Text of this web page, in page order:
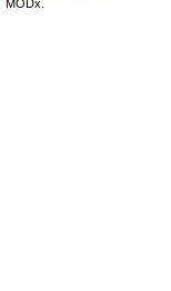
MODx.